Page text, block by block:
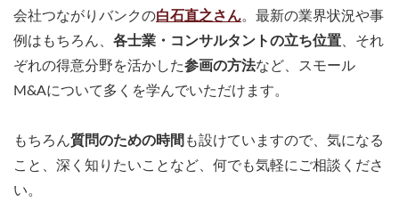
会社つながりバンクの白石直之さん。最新の業界状況や事
例はもちろん、 各士業・コンサルタントの立ち位置 、それ
ぞれの得意分野を活かした参画の方法など、スモール
M&Aについて多くを学んでいただけます。
もちろん質問のための時間 も設けていますので、気になる
こと、深く知りたいことなど、何でも気軽にご相談くださ
い。